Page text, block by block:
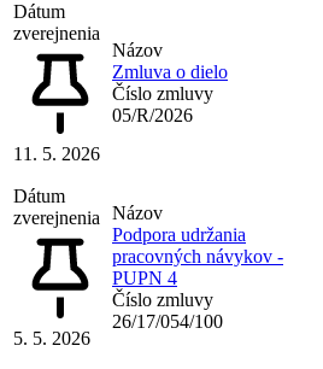
Dátum
zverejnenia
11. 5. 2026
Názov
Zmluva o dielo
Číslo zmluvy
05/R/2026
Dátum
zverejnenia
5. 5. 2026
Názov
Podpora udržania
pracovných návykov -
PUPN 4
Číslo zmluvy
26/17/054/100